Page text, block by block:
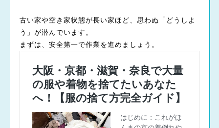
古い家や空き家状態が長い家ほど、思わぬ「どうしよ
う」が潜んでいます。
まずは、安全第一で作業を進めましょう。